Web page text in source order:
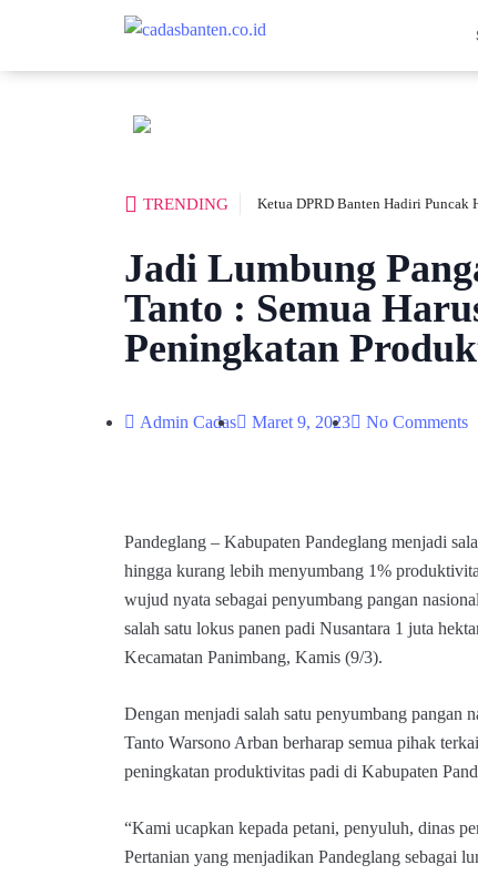
TRENDING Ketua DPRD Banten Hadiri Puncak
Jadi Lumbung
Tanto : Semua
Peningkatan
Admin Cadas Maret 9, 2023 No Comments
Pandeglang – Kabupaten Pandeglang menjadi
hingga kurang lebih menyumbang 1%
wujud nyata sebagai penyumbang pangan
salah satu lokus panen padi Nusantara 1 juta
Kecamatan Panimbang, Kamis (9/3).
Dengan menjadi salah satu penyumbang pangan
Tanto Warsono Arban berharap semua pihak
peningkatan produktivitas padi di Kabupaten
“Kami ucapkan kepada petani, penyuluh, dinas
Pertanian yang menjadikan Pandeglang sebagai